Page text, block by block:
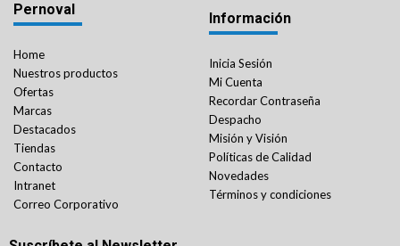
Pernoval
Home
Nuestros productos
Ofertas
Marcas
Destacados
Tiendas
Contacto
Intranet
Correo Corporativo
Información
Inicia Sesión
Mi Cuenta
Recordar Contraseña
Despacho
Misión y Visión
Políticas de Calidad
Novedades
Términos y condiciones